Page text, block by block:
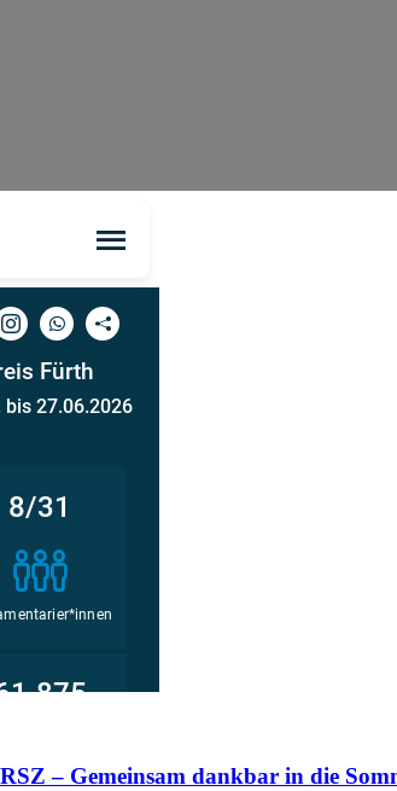
– Gemeinsam dankbar in die